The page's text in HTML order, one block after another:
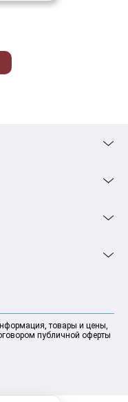
товары и цены,
публичной оферты